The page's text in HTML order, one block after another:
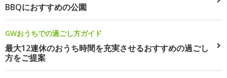
BBQにおすすめの公園
GWおうちでの過ごし方ガイド
最大12連休のおうち時間を充実させるおすすめの過ごし
方をご提案